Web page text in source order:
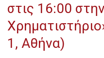
στις 16:00
1, Αθήνα)